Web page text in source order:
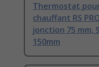
Thermostat
chauffant RS
jonction 75 mm,
150mm